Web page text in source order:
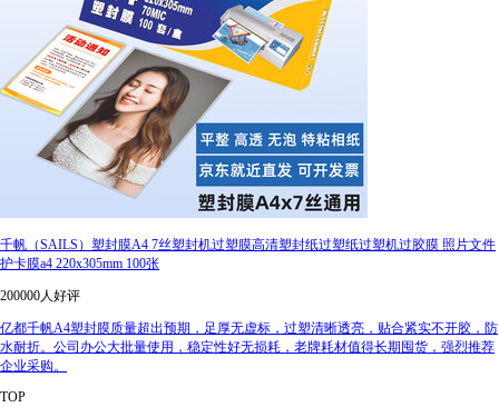
千帆（SAILS）塑封膜A4 7丝塑封机过塑膜高清塑封纸过塑纸过塑机过胶膜 照片文件
护卡膜a4 220x305mm 100张
200000人好评
亿都千帆A4塑封膜质量超出预期，足厚无虚标，过塑清晰透亮，贴合紧实不开胶，防
水耐折。公司办公大批量使用，稳定性好无损耗，老牌耗材值得长期囤货，强烈推荐
企业采购。
TOP